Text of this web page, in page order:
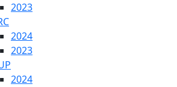
2023
2024
2023
2024